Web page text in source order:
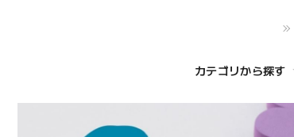
カテゴリから探す